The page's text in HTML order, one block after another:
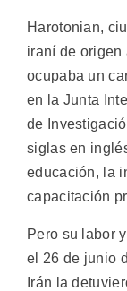
Harotonian,
iraní de origen
ocupaba un
en la Junta
de
siglas en
educación, la
capacitación
Pero su labor
el 26 de junio
Irán la